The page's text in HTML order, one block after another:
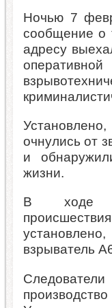
Ночью 7
сообщение о
адресу
очнулись от
и
жизни.
В ходе
взрыватель